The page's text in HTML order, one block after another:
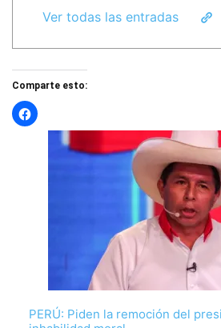
Ver todas las entradas
Comparte esto:
PERÚ: Piden la remoción del